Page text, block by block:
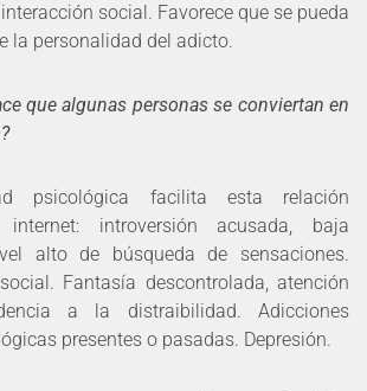
social. Favorece que se pueda
la personalidad del adicto.
que algunas personas se conviertan en
psicológica facilita esta relación
introversión acusada, baja
alto de búsqueda de sensaciones.
Fantasía descontrolada, atención
a la distraibilidad. Adicciones
presentes o pasadas. Depresión.